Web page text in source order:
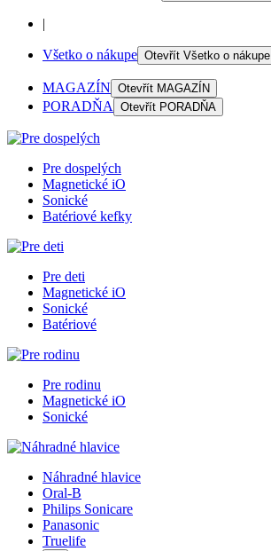
|
Všetko o nákupe Otevřít Všetko o nákupe
MAGAZÍN Otevřít MAGAZÍN
PORADŇA Otevřít PORADŇA
Pre dospelých
Magnetické iO
Sonické
Batériové kefky
Pre deti
Magnetické iO
Sonické
Batériové
Pre rodinu
Magnetické iO
Sonické
Náhradné hlavice
Oral-B
Philips Sonicare
Panasonic
Truelife